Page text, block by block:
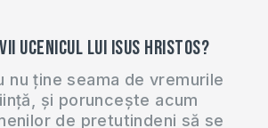
ucenicul lui Isus Hristos?
nu ține seama de vremurile
și poruncește acum
de pretutindeni să se